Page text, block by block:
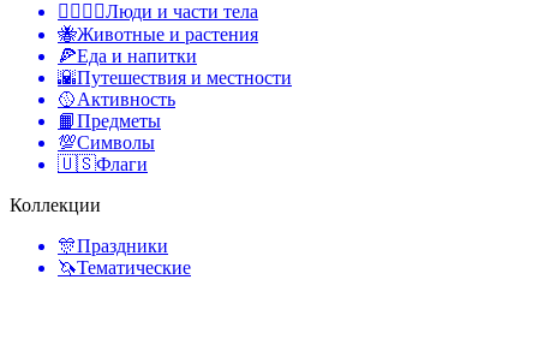
👩‍❤️‍💋‍👨Люди и части тела
🐝Животные и растения
🍕Еда и напитки
🌇Путешествия и местности
🥎Активность
📙Предметы
💯Символы
🇺🇸Флаги
Коллекции
🎊Праздники
🦄Тематические